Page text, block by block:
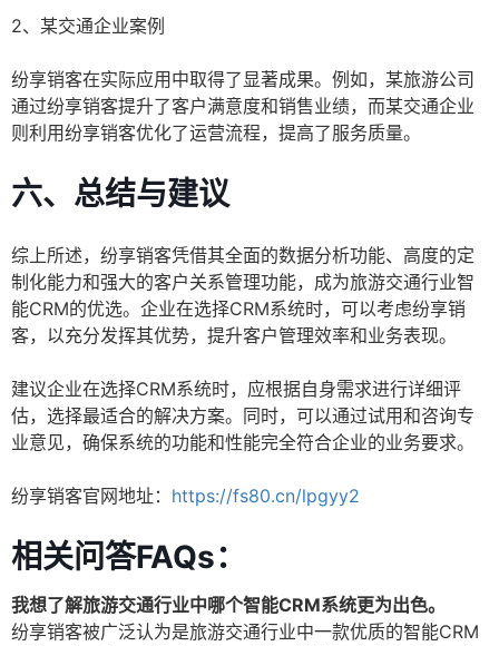
2、某交通企业案例
纷享销客在实际应用中取得了显著成果。例如，某旅游公司
通过纷享销客提升了客户满意度和销售业绩，而某交通企业
则利用纷享销客优化了运营流程，提高了服务质量。
六、总结与建议
综上所述，纷享销客凭借其全面的数据分析功能、高度的定
制化能力和强大的客户关系管理功能，成为旅游交通行业智
能CRM的优选。企业在选择CRM系统时，可以考虑纷享销
客，以充分发挥其优势，提升客户管理效率和业务表现。
建议企业在选择CRM系统时，应根据自身需求进行详细评
估，选择最适合的解决方案。同时，可以通过试用和咨询专
业意见，确保系统的功能和性能完全符合企业的业务要求。
纷享销客官网地址： https://fs80.cn/lpgyy2
相关问答FAQs：
我想了解旅游交通行业中哪个智能CRM系统更为出色。
纷享销客被广泛认为是旅游交通行业中一款优质的智能CRM